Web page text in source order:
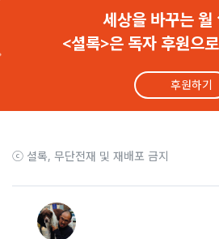
양승태의 삶, 그가 무너뜨린
세상을 바꾸는 월
<셜록>은 독자 후원으
후원하기
ⓒ 셜록, 무단전재 및 재배포 금지